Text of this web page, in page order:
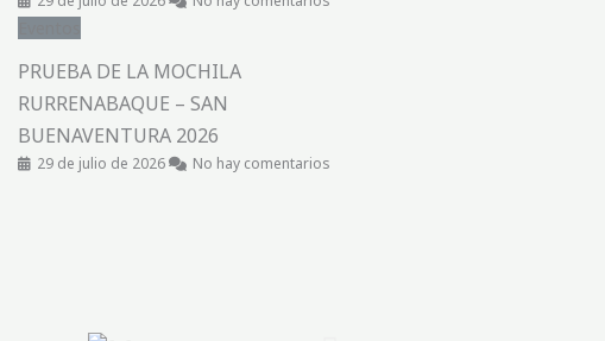
PRUEBA DE LA MOCHILA
RURRENABAQUE – SAN
BUENAVENTURA 2026
29 de julio de 2026 No hay comentarios